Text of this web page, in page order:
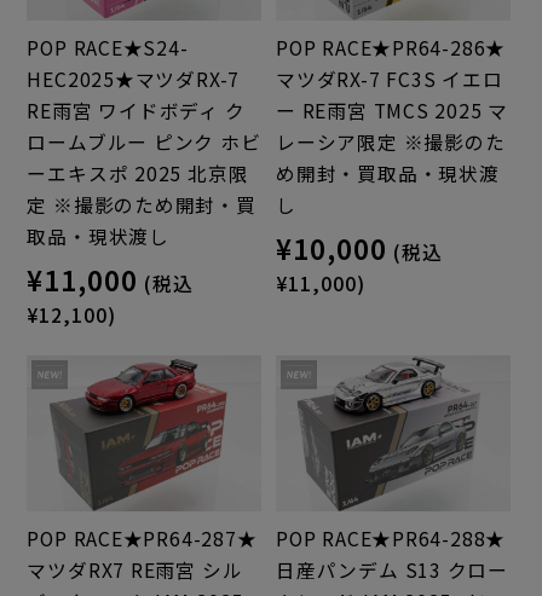
POP RACE★S24-
HEC2025★マツダRX-7
RE雨宮 ワイドボディ ク
ロームブルー ピンク ホビ
ーエキスポ 2025 北京限
定 ※撮影のため開封・買
取品・現状渡し
¥11,000 (税込
¥12,100)
POP RACE★PR64-286★
マツダRX-7 FC3S イエロ
ー RE雨宮 TMCS 2025 マ
レーシア限定 ※撮影のた
め開封・買取品・現状渡
し
¥10,000 (税込
¥11,000)
POP RACE★PR64-287★
マツダRX7 RE雨宮 シル
POP RACE★PR64-288★
日産パンデム S13 クロー